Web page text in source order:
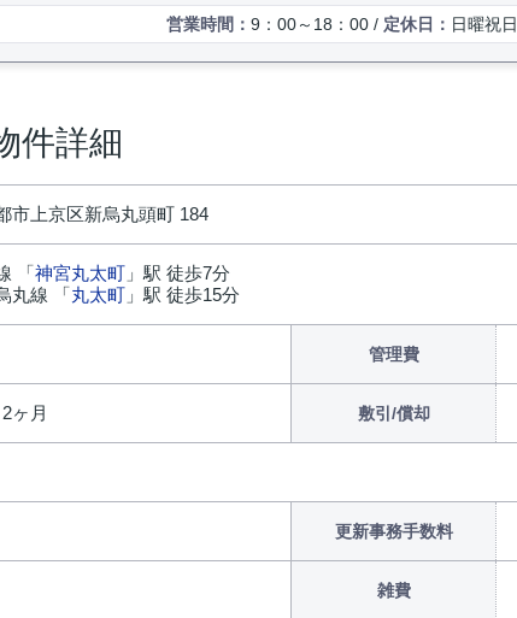
営業時間： 9：00～18：00 / 定休日： 日曜祝日
件詳細
市上京区新烏丸頭町 184
「神宮丸太町 」駅 徒歩7分
丸線 「丸太町 」駅 徒歩15分
管理費
ヶ月 敷引/償却
更新事務手数料
雑費